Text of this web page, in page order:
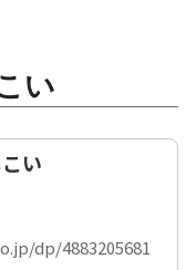
い
い
dp/4883205681